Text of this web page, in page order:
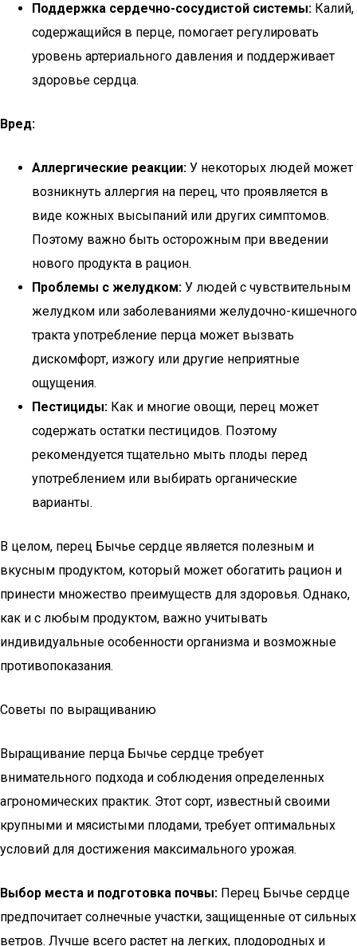
Поддержка сердечно-сосудистой системы: Калий,
содержащийся в перце, помогает регулировать
уровень артериального давления и поддерживает
здоровье сердца.
Вред:
Аллергические реакции: У некоторых людей может
возникнуть аллергия на перец, что проявляется в
виде кожных высыпаний или других симптомов.
Поэтому важно быть осторожным при введении
нового продукта в рацион.
Проблемы с желудком: У людей с чувствительным
желудком или заболеваниями желудочно-кишечного
тракта употребление перца может вызвать
дискомфорт, изжогу или другие неприятные
ощущения.
Пестициды: Как и многие овощи, перец может
содержать остатки пестицидов. Поэтому
рекомендуется тщательно мыть плоды перед
употреблением или выбирать органические
варианты.
В целом, перец Бычье сердце является полезным и
вкусным продуктом, который может обогатить рацион и
принести множество преимуществ для здоровья. Однако,
как и с любым продуктом, важно учитывать
индивидуальные особенности организма и возможные
противопоказания.
Советы по выращиванию
Выращивание перца Бычье сердце требует
внимательного подхода и соблюдения определенных
агрономических практик. Этот сорт, известный своими
крупными и мясистыми плодами, требует оптимальных
условий для достижения максимального урожая.
Выбор места и подготовка почвы: Перец Бычье сердце
предпочитает солнечные участки, защищенные от сильных
ветров. Лучше всего растет на легких, плодородных и